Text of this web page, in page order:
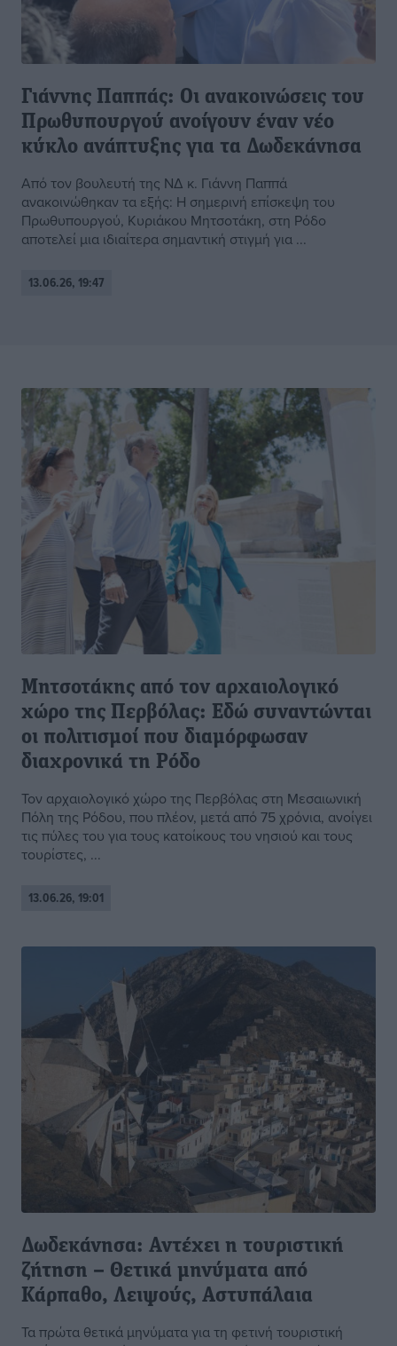
Γιάννης Παππάς: Οι ανακοινώσεις του
Πρωθυπουργού ανοίγουν έναν νέο
κύκλο ανάπτυξης για τα Δωδεκάνησα
Από τον βουλευτή της ΝΔ κ. Γιάννη Παππά
ανακοινώθηκαν τα εξής: Η σημερινή επίσκεψη του
Πρωθυπουργού, Κυριάκου Μητσοτάκη, στη Ρόδο
αποτελεί μια ιδιαίτερα σημαντική στιγμή για ...
13.06.26, 19:47
Μητσοτάκης από τον αρχαιολογικό
χώρο της Περβόλας: Εδώ συναντώνται
οι πολιτισμοί που διαμόρφωσαν
διαχρονικά τη Ρόδο
Τον αρχαιολογικό χώρο της Περβόλας στη Μεσαιωνική
Πόλη της Ρόδου, που πλέον, μετά από 75 χρόνια, ανοίγει
τις πύλες του για τους κατοίκους του νησιού και τους
τουρίστες, ...
13.06.26, 19:01
Δωδεκάνησα: Αντέχει η τουριστική
ζήτηση – Θετικά μηνύματα από
Κάρπαθο, Λειψούς, Αστυπάλαια
Τα πρώτα θετικά μηνύματα για τη φετινή τουριστική